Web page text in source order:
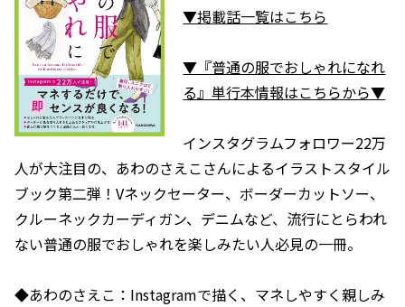
▼掲載話一覧はこちら
▼『普通の服でおしゃれになれ
る』単行本情報はこちらから▼
インスタグラムフォロワー22万
人が大注目の、あわのさえこさんによるイラストスタイル
ブック第二弾！Vネックセーター、ボーダーカットソー、
クルーネックカーディガン、デニムなど、流行にとらわれ
ない普通の服でおしゃれを楽しみたい人必見の一冊。
◆あわのさえこ：Instagramで描く、マネしやすく親しみ